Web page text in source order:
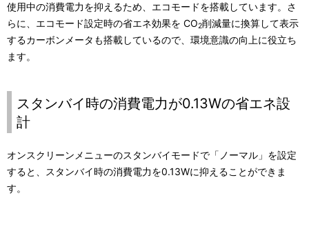
使用中の消費電力を抑えるため、エコモードを搭載しています。さ
らに、エコモード設定時の省エネ効果を CO2削減量に換算して表示
するカーボンメータも搭載しているので、環境意識の向上に役立ち
ます。
スタンバイ時の消費電力が0.13Wの省エネ設
計
オンスクリーンメニューのスタンバイモードで「ノーマル」を設定
すると、スタンバイ時の消費電力を0.13Wに抑えることができま
す。